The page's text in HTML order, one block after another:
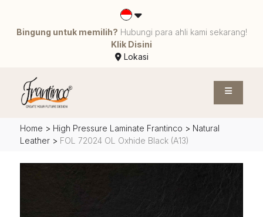
Bingung untuk memilih? Hubungi para ahli kami sekarang!
Klik Disini
Lokasi
Home > High Pressure Laminate Frantinco > Natural
Leather > FOL 72024 OL Oxhide Black (A13)